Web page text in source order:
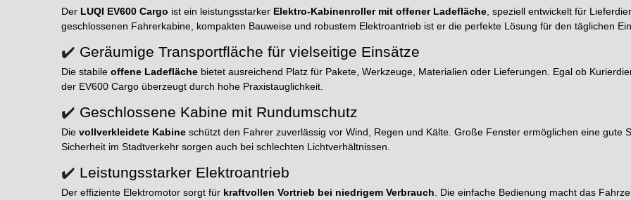
Der LUQI EV600 Cargo ist ein leistungsstarker Elektro-Kabinenroller mit offener Ladefläche , speziell entwickelt für
geschlossenen Fahrerkabine, kompakten Bauweise und robustem Elektroantrieb ist er die perfekte Lösung für den täglichen
✔️ Geräumige Transportfläche für vielseitige Einsätze
Die stabile offene Ladefläche bietet ausreichend Platz für Pakete, Werkzeuge, Materialien oder Lieferungen. Egal ob
der EV600 Cargo überzeugt durch hohe Praxistauglichkeit.
✔️ Geschlossene Kabine mit Rundumschutz
Die vollverkleidete Kabine schützt den Fahrer zuverlässig vor Wind, Regen und Kälte. Große Fenster ermöglichen eine gute
Sicherheit im Stadtverkehr sorgen auch bei schlechten Lichtverhältnissen.
✔️ Leistungsstarker Elektroantrieb
Der effiziente Elektromotor sorgt für kraftvollen Vortrieb bei niedrigem Verbrauch . Die einfache Bedienung macht das